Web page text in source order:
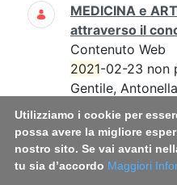
MEDICINA e
attraverso il
Contenuto Web
2021-02-23 non
Gentile,
svolgerà in
120D21-R non
Utilizziamo i cookie per
possa avere la migliore
nostro sito. Se vai avanti
tu sia d’accordo Maggiori